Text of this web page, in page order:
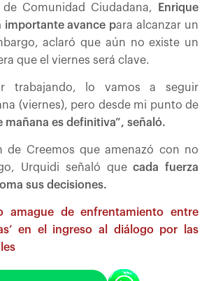
Comunidad Ciudadana, Enrique
importante avance para alcanzar un
aclaró que aún no existe un
que el viernes será clave.
trabajando, lo vamos a seguir
(viernes), pero desde mi punto de
mañana es definitiva”, señaló.
de Creemos que amenazó con no
Urquidi señaló quecada fuerza
sus decisiones.
amague de enfrentamiento entre
en el ingreso al diálogo por las